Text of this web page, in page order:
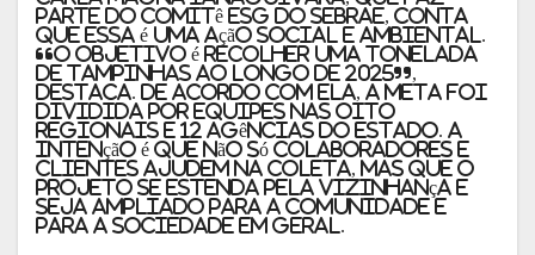
parte do Comitê ESG do Sebrae, conta
que essa é uma ação social e ambiental.
“O objetivo é recolher uma tonelada
de tampinhas ao longo de 2025”,
destaca. De acordo com ela, a meta foi
dividida por equipes nas oito
Regionais e 12 agências do estado. A
intenção é que não só colaboradores e
clientes ajudem na coleta, mas que o
projeto se estenda pela vizinhança e
seja ampliado para a comunidade e
para a sociedade em geral.